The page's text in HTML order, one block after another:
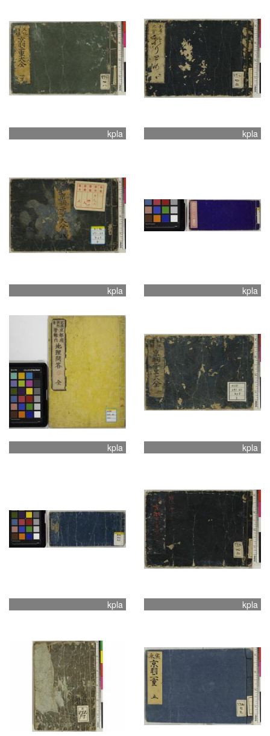
kpla kpla
kpla kpla
kpla kpla
kpla kpla